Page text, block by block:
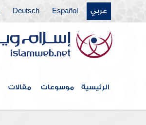
عربي Español
Deutsch
الرئيسية موسوعات مقالات